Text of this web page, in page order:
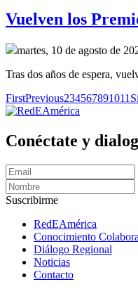
Vuelven los
martes, 10 de agosto de
Tras dos años de espera,
FirstPrevious234567891011
Conéctate y
Suscribirme
RedEAmérica
Conocimiento
Diálogo Regional
Noticias
Contacto